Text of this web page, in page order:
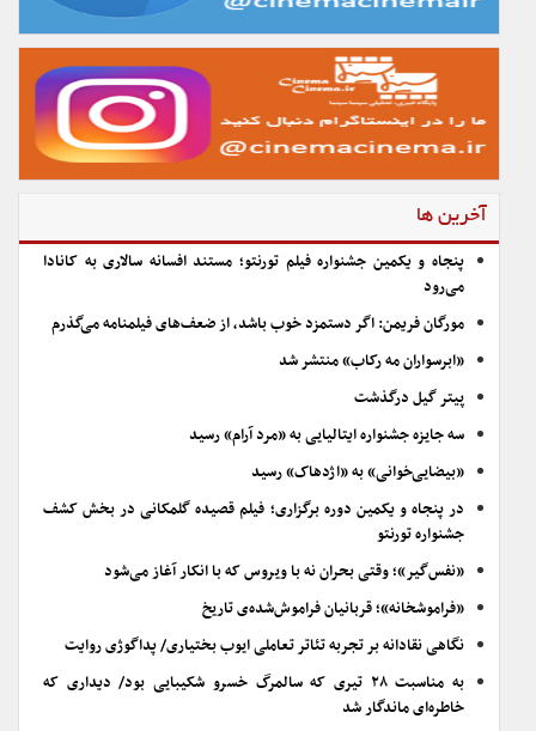
آخرین ها
پنجاه و یکمین جشنواره فیلم تورنتو؛ مستند افسانه سالاری به کانادا
می‌رود
مورگان فریمن: اگر دستمزد خوب باشد، از ضعف‌های فیلمنامه می‌گذرم
«ابرسواران مه رکاب» منتشر شد
پیتر گیل درگذشت
سه جایزه جشنواره ایتالیایی به «مرد آرام» رسید
«بیضایی‌خوانی» به «اژدهاک» رسید
در پنجاه و یکمین دوره برگزاری؛ فیلم قصیده گلمکانی در بخش کشف
جشنواره تورنتو
«نفس‌گیر»؛ وقتی بحران نه با ویروس که با انکار آغاز می‌شود
«فراموشخانه»؛ قربانیان فراموش‌شده‌ی تاریخ
نگاهی نقادانه بر تجربه تئاتر تعاملی ایوب بختیاری/ پداگوژی روایت
به مناسبت ۲۸ تیری که سالمرگ خسرو شکیبایی بود/ دیداری که
خاطره‌ای ماندگار شد